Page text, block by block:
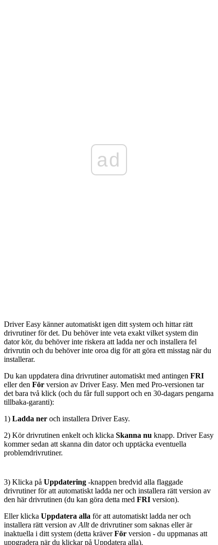
ad
Driver Easy känner automatiskt igen ditt system och hittar rätt
drivrutiner för det. Du behöver inte veta exakt vilket system din
dator kör, du behöver inte riskera att ladda ner och installera fel
drivrutin och du behöver inte oroa dig för att göra ett misstag när du
installerar.
Du kan uppdatera dina drivrutiner automatiskt med antingen FRI
eller den För version av Driver Easy. Men med Pro-versionen tar
det bara två klick (och du får full support och en 30-dagars pengarna
tillbaka-garanti):
1) Ladda ner och installera Driver Easy.
2) Kör drivrutinen enkelt och klicka Skanna nu knapp. Driver Easy
kommer sedan att skanna din dator och upptäcka eventuella
problemdrivrutiner.
3) Klicka på Uppdatering -knappen bredvid alla flaggade
drivrutiner för att automatiskt ladda ner och installera rätt version av
den här drivrutinen (du kan göra detta med FRI version).
Eller klicka Uppdatera alla för att automatiskt ladda ner och
installera rätt version av Allt de drivrutiner som saknas eller är
inaktuella i ditt system (detta kräverFör version - du uppmanas att
uppgradera när du klickar på Uppdatera alla).